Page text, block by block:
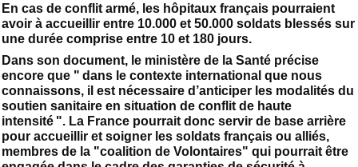
En cas de conflit armé, les hôpitaux français pourraient
avoir à accueillir entre 10.000 et 50.000 soldats blessés sur
une durée comprise entre 10 et 180 jours.
Dans son document, le ministère de la Santé précise
encore que " dans le contexte international que nous
connaissons, il est nécessaire d’anticiper les modalités du
soutien sanitaire en situation de conflit de haute
intensité ". La France pourrait donc servir de base arrière
pour accueillir et soigner les soldats français ou alliés,
membres de la "coalition de Volontaires" qui pourrait être